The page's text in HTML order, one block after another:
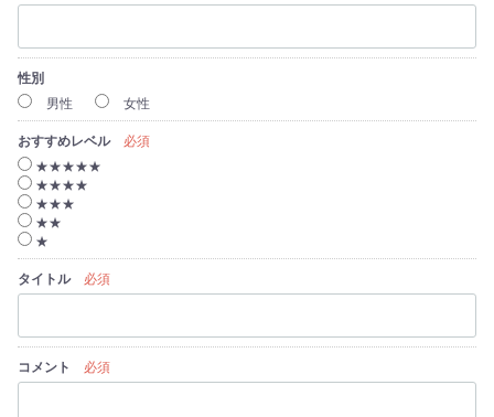
性別
男性 女性
おすすめレベル
必須
★★★★★
★★★★
★★★
★★
★
タイトル 必須
コメント 必須